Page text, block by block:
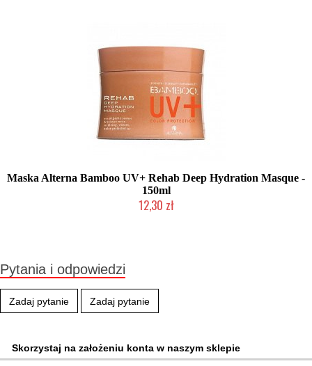
Maska Alterna Bamboo UV+ Rehab Deep Hydration Masque -
150ml
12,30 zł
Pytania i odpowiedzi
Zadaj pytanie Zadaj pytanie
Skorzystaj na założeniu konta w naszym sklepie